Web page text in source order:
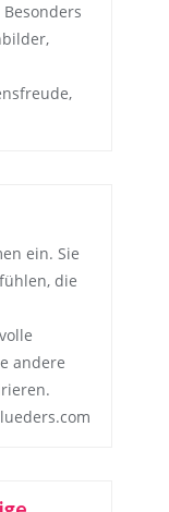
ein. Sie
die
andere